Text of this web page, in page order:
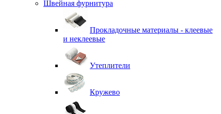
Швейная фурнитура
Прокладочные материалы - клеевые
и неклеевые
Утеплители
Кружево